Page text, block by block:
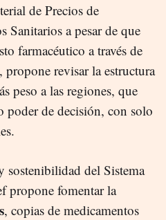
de Precios de
Sanitarios a pesar de que
farmacéutico a través de
propone revisar la estructura
peso a las regiones, que
poder de decisión, con solo
sostenibilidad del Sistema
propone fomentar la
, copias de medicamentos